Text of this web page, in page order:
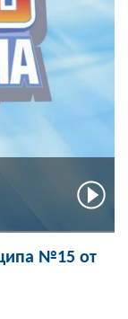
№15 от